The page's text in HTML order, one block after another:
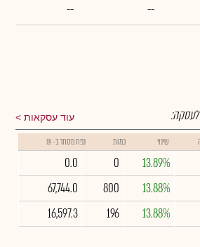
--
--
עוד עסקאות לעסקה:
שינוי כמות נפח מסחר ב- ₪
13.89%
0
0.0
13.88%
800
67,744.0
13.88%
196
16,597.3